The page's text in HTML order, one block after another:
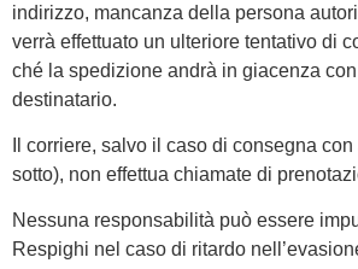
indirizzo, mancanza della persona
verrà effettuato un ulteriore tentativo di
ché la spedizione andrà in giacenza
destinatario.
Il corriere, salvo il caso di consegna
sotto), non effettua chiamate di
Nessuna responsabilità può essere
Respighi nel caso di ritardo